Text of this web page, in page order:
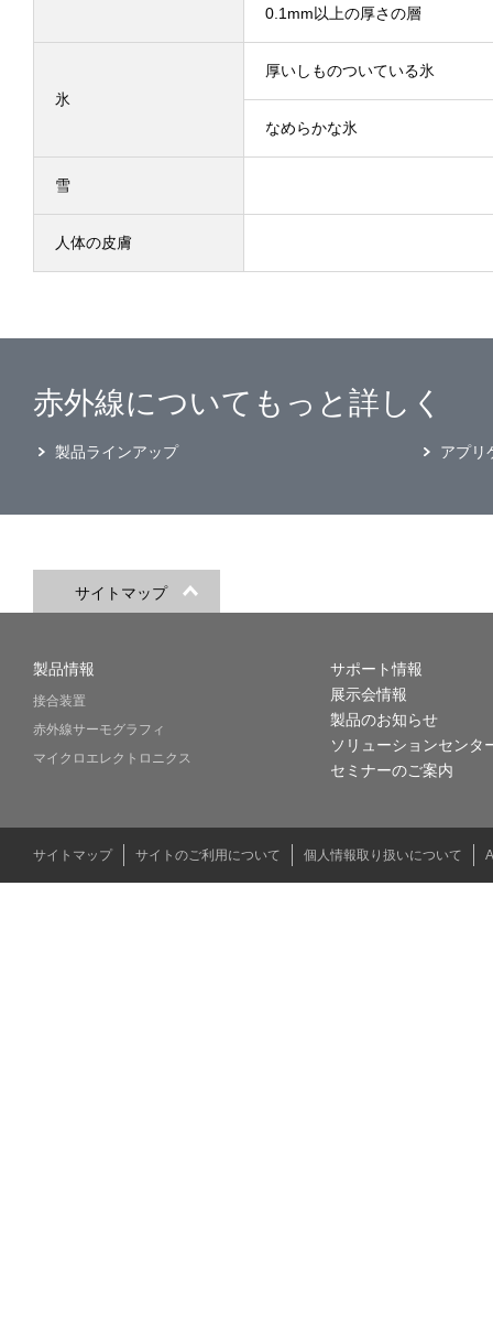
0.1mm以上の厚さの層
氷
厚いしものついている氷
なめらかな氷
雪
人体の皮膚
赤外線についてもっと詳しく
製品ラインアップ アプリ
サイトマップ
製品情報
接合装置
赤外線サーモグラフィ
マイクロエレクトロニクス
サポート情報
展示会情報
製品のお知らせ
ソリューションセンタ
セミナーのご案内
サイトマップ サイトのご利用について 個人情報取り扱いについて